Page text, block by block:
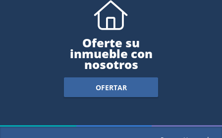
Oferte su
inmueble con
nosotros
OFERTAR